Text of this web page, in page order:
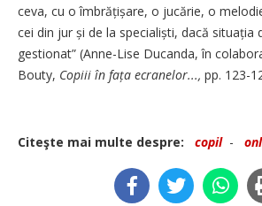
ceva, cu o îmbră­țișare, o jucărie, o
cei din jur și de la specialiști, dacă situația
gestionat” (Anne-Lise Ducanda, în
Bouty, Copiii în fața ecranelor..., pp. 123-
Citeşte mai multe despre: copil-